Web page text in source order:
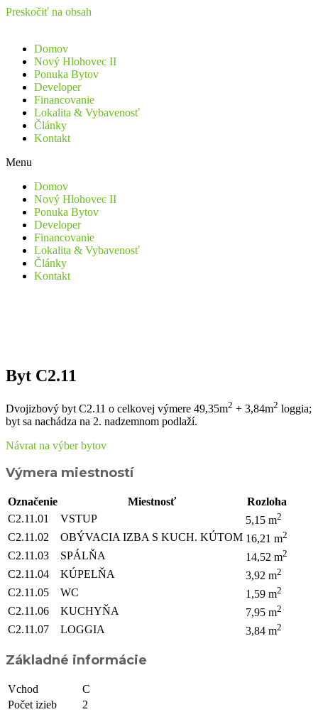
Preskočiť na obsah
Domov
Nový Hlohovec II
Ponuka Bytov
Developer
Financovanie
Lokalita & Vybavenosť
Články
Kontakt
Menu
Domov
Nový Hlohovec II
Ponuka Bytov
Developer
Financovanie
Lokalita & Vybavenosť
Články
Kontakt
Byt C2.11
Dvojizbový byt C2.11 o celkovej výmere 49,35m2 + 3,84m2 loggia;
byt sa nachádza na 2. nadzemnom podlaží.
Návrat na výber bytov
Výmera miestností
Označenie Miestnosť
Rozloha
C2.11.01
VSTUP 5,15 m2
C2.11.02 OBÝVACIA IZBA S KUCH. KÚTOM 16,21 m2
C2.11.03 SPÁLŇA 14,52 m2
C2.11.04 KÚPELŇA 3,92 m2
C2.11.05 WC 1,59 m2
C2.11.06 KUCHYŇA 7,95 m2
C2.11.07 LOGGIA 3,84 m2
Základné informácie
Vchod
C
Počet izieb
2